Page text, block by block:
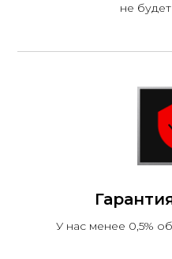
не
У нас менее 0,5%